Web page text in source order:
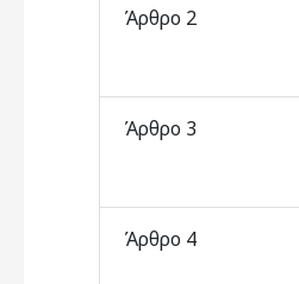
Άρθρο 2
Άρθρο 3
Άρθρο 4